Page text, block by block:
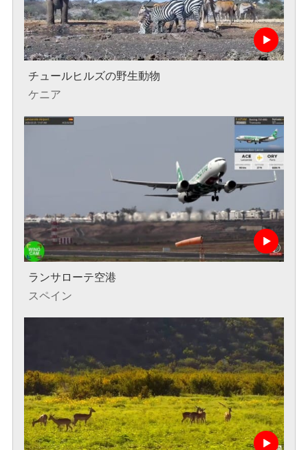
チュールヒルズの野生動物
ケニア
ランサローテ空港
スペイン